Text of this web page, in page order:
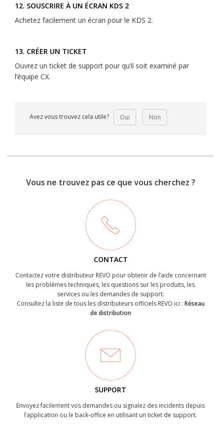
12. SOUSCRIRE À UN ÉCRAN KDS 2
Achetez facilement un écran pour le KDS 2.
13. CRÉER UN TICKET
Ouvrez un ticket de support pour qu’il soit examiné par
l’équipe CX.
Avez vous trouvez cela utile? Oui Non
Vous ne trouvez pas ce que vous cherchez ?
CONTACT
Contactez votre distributeur REVO pour obtenir de l’aide concernant
les problèmes techniques, les questions sur les produits, les
services ou les demandes de support.
Consultez la liste de tous les distributeurs officiels REVO ici : Réseau
de distribution
SUPPORT
Envoyez facilement vos demandes ou signalez des incidents depuis
l’application ou le back-office en utilisant un ticket de support.